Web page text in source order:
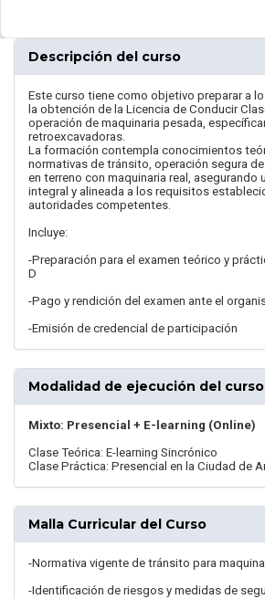
Descripción del curso
Este curso tiene como objetivo preparar a
la obtención de la Licencia de Conducir
operación de maquinaria pesada,
retroexcavadoras.
La formación contempla conocimientos
normativas de tránsito, operación segura
en terreno con maquinaria real, asegurando
integral y alineada a los requisitos
autoridades competentes.
Incluye:
-Preparación para el examen teórico y
D
-Pago y rendición del examen ante el
-Emisión de credencial de participación
Modalidad de ejecución del curso
Mixto: Presencial + E-learning (Online)
Clase Teórica: E-learning Sincrónico
Clase Práctica: Presencial en la Ciudad de
Malla Curricular del Curso
-Normativa vigente de tránsito para
-Identificación de riesgos y medidas de